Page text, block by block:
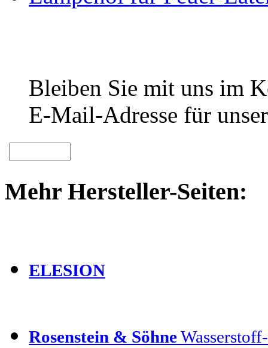
Bleiben Sie mit uns im
E-Mail-Adresse für
Mehr Hersteller-Seiten:
ELESION
Rosenstein & Söhne